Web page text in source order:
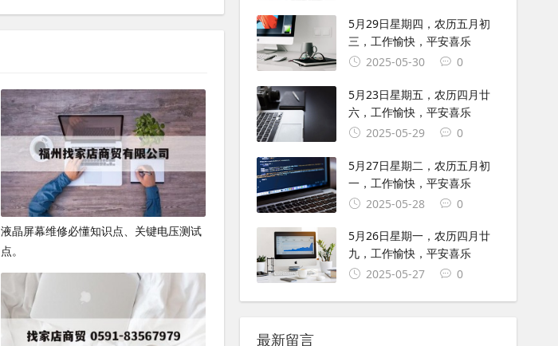
液晶屏幕维修必懂知识点、关键电压测试
点。
5月29日星期四，农历五月初
三，工作愉快，平安喜乐
2025-05-30
0
5月23日星期五，农历四月廿
六，工作愉快，平安喜乐
2025-05-29
0
5月27日星期二，农历五月初
一，工作愉快，平安喜乐
2025-05-28
0
5月26日星期一，农历四月廿
九，工作愉快，平安喜乐
2025-05-27
0
最新留言